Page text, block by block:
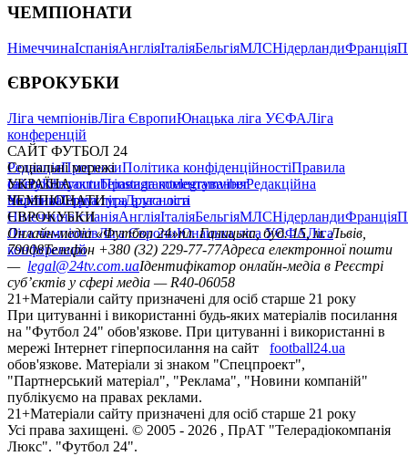
ЧЕМПІОНАТИ
НімеччинаІспаніяАнгліяІталіяБельгіяМЛСНідерландиФранція
ЄВРОКУБКИ
Ліга чемпіонівЛіга ЄвропиЮнацька ліга УЄФАЛіга
конференцій
САЙТ ФУТБОЛ 24
РедакціяПрогнозиПолітика конфіденційностіПравила
сайтуКонтактиПравила коментуванняРедакційна
політикаСтруктура власності
Соціальні мережі
facebookxyoutubeinstagramtelegramviber
УКРАЇНА
УкраїнаПерша лігаДруга ліга
ЧЕМПІОНАТИ
НімеччинаІспаніяАнгліяІталіяБельгіяМЛСНідерландиФранція
ЄВРОКУБКИ
Ліга чемпіонівЛіга ЄвропиЮнацька ліга УЄФАЛіга
конференцій
Онлайн-медіа «Футбол 24»пл. Галицька, буд. 15, м. Львів,
79008Телефон +380 (32) 229-77-77Адреса електронної пошти
— legal@24tv.com.uaІдентифікатор онлайн-медіа в Реєстрі
суб’єктів у сфері медіа — R40-06058
21+Матеріали сайту призначені для осіб старше 21 року
При цитуванні і використанні будь-яких матеріалів посилання
на "Футбол 24" обов'язкове. При цитуванні і використанні в
мережі Інтернет гіперпосилання на сайт
football24.ua
обов'язкове. Матеріали зі знаком "Спецпроект",
"Партнерський матеріал", "Реклама", "Новини компаній"
публікуємо на правах реклами.
21+Матеріали сайту призначені для осіб старше 21 року
Усi права захищенi. © 2005 - 2026 , ПрАТ "Телерадіокомпанія
Люкс". "Футбол 24".